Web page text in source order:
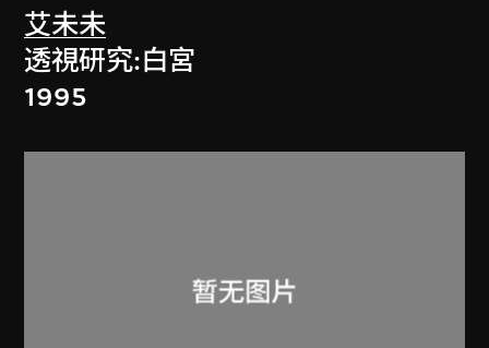
艾未未
透視研究:白宮
1995